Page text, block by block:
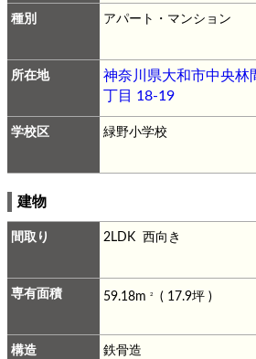
種別 アパート・マンション
所在地
神奈川県大和市中央林
丁目 18-19
学校区 緑野小学校
建物
間取り 2LDK 西向き
専有面積 59.18m2 ( 17.9坪 )
構造 鉄骨造